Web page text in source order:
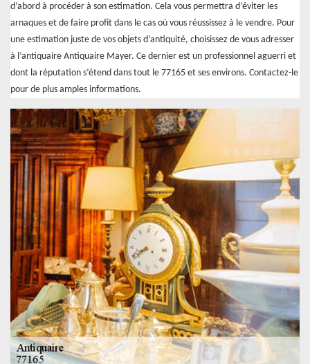
d’abord à procéder à son estimation. Cela vous permettra d’éviter les
arnaques et de faire profit dans le cas où vous réussissez à le vendre. Pour
une estimation juste de vos objets d’antiquité, choisissez de vous adresser
à l’antiquaire Antiquaire Mayer. Ce dernier est un professionnel aguerri et
dont la réputation s’étend dans tout le 77165 et ses environs. Contactez-le
pour de plus amples informations.